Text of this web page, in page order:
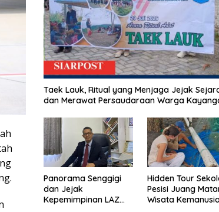
Taek Lauk, Ritual yang Menjaga Jejak
dan Merawat Persaudaraan Warga
Panorama Senggigi
dan Jejak
Kepemimpinan LAZ
Hidden Tour
Pesisi Juang
Wisata